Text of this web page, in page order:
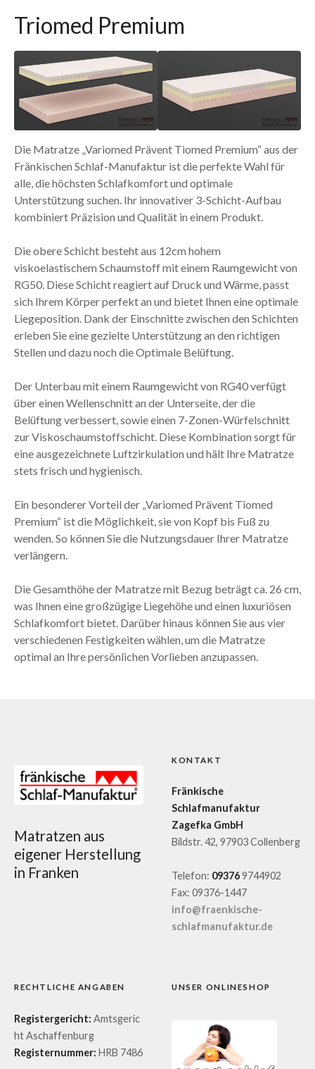
Triomed Premium
Die Matratze „Variomed Prävent Tiomed Premium“ aus der
Fränkischen Schlaf-Manufaktur ist die perfekte Wahl für
alle, die höchsten Schlafkomfort und optimale
Unterstützung suchen. Ihr innovativer 3-Schicht-Aufbau
kombiniert Präzision und Qualität in einem Produkt.
Die obere Schicht besteht aus 12cm hohem
viskoelastischem Schaumstoff mit einem Raumgewicht von
RG50. Diese Schicht reagiert auf Druck und Wärme, passt
sich Ihrem Körper perfekt an und bietet Ihnen eine optimale
Liegeposition. Dank der Einschnitte zwischen den Schichten
erleben Sie eine gezielte Unterstützung an den richtigen
Stellen und dazu noch die Optimale Belüftung.
Der Unterbau mit einem Raumgewicht von RG40 verfügt
über einen Wellenschnitt an der Unterseite, der die
Belüftung verbessert, sowie einen 7-Zonen-Würfelschnitt
zur Viskoschaumstoffschicht. Diese Kombination sorgt für
eine ausgezeichnete Luftzirkulation und hält Ihre Matratze
stets frisch und hygienisch.
Ein besonderer Vorteil der „Variomed Prävent Tiomed
Premium“ ist die Möglichkeit, sie von Kopf bis Fuß zu
wenden. So können Sie die Nutzungsdauer Ihrer Matratze
verlängern.
Die Gesamthöhe der Matratze mit Bezug beträgt ca. 26 cm,
was Ihnen eine großzügige Liegehöhe und einen luxuriösen
Schlafkomfort bietet. Darüber hinaus können Sie aus vier
verschiedenen Festigkeiten wählen, um die Matratze
optimal an Ihre persönlichen Vorlieben anzupassen.
Matratzen aus
eigener Herstellung
in Franken
KONTAKT
Fränkische
Schlafmanufaktur
Zagefka GmbH
Bildstr. 42, 97903 Collenberg
Telefon: 093769744902
Fax: 09376-1447
info@fraenkische-
schlafmanufaktur.de
RECHTLICHE ANGABEN
Registergericht: Amtsgeric
ht Aschaffenburg
Registernummer: HRB 7486
UNSER ONLINESHOP